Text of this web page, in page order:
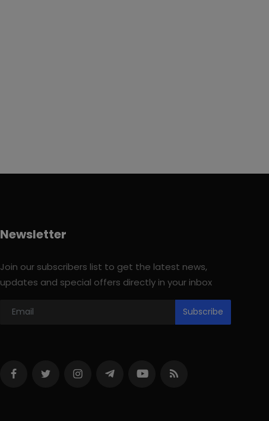
Newsletter
Join our subscribers list to get the latest news,
updates and special offers directly in your inbox
Subscribe